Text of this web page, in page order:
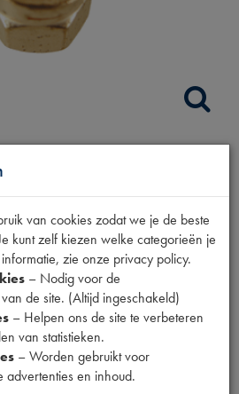
ZB 10MM
excl. btw)
van cookies zodat we je de beste
kunt zelf kiezen welke categorieën je
zie onze privacy policy.
– Nodig voor de
de site. (Altijd ingeschakeld)
– Helpen ons de site te verbeteren
van statistieken.
– Worden gebruikt voor
advertenties en inhoud.